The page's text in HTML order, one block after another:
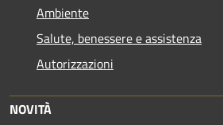
Ambiente
Salute, benessere e assistenza
Autorizzazioni
NOVITÀ